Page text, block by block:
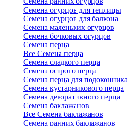
Семена огурцов для теплицы
Семена огурцов для балкона
Семена маленьких огурцов
Семена бочковых огурцов
Семена перца
Все Семена перца
Семена сладкого перца
Семена острого перца
Семена перца для подоконника
Семена кустарникового перца
Семена декоративного перца
Семена баклажанов
Все Семена баклажанов
Семена ранних баклажанов